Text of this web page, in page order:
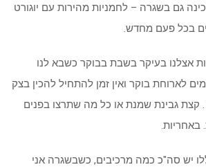
גם בשגרה – לחמניות מהירות עם יוגורט
בכל פעם מחדש.
אצלנו בעיקר בשבת בבוקר כשבא לנו
לארוחת בוקר ואין זמן להתחיל להכין בצק
קצת גבינת שמנת או כל מה שתרצו בפנים
באחריות.
יש סה"כ כמה מרכיבים, כשבשגרה אני